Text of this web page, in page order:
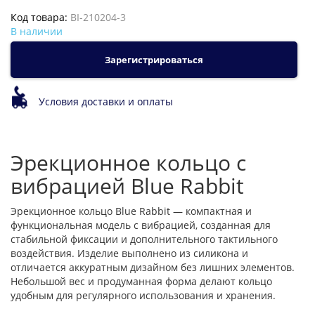
Код товара: BI-210204-3
В наличии
Зарегистрироваться
Условия доставки и оплаты
Эрекционное кольцо с
вибрацией Blue Rabbit
Эрекционное кольцо Blue Rabbit — компактная и
функциональная модель с вибрацией, созданная для
стабильной фиксации и дополнительного тактильного
воздействия. Изделие выполнено из силикона и
отличается аккуратным дизайном без лишних элементов.
Небольшой вес и продуманная форма делают кольцо
удобным для регулярного использования и хранения.